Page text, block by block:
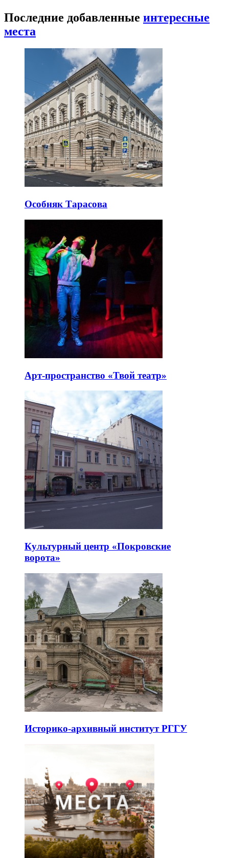
Последние добавленные интересные
места
Особняк Тарасова
Арт-пространство «Твой театр»
Культурный центр «Покровские
ворота»
Историко-архивный институт РГГУ